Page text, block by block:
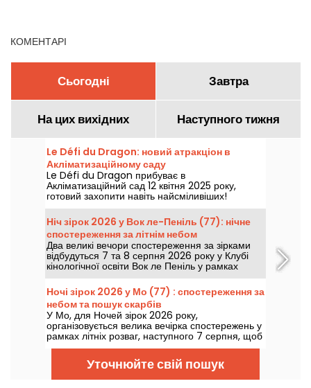
КОМЕНТАРІ
Сьогодні Завтра
На цих вихідних Наступного тижня
Le Défi du Dragon: новий атракціон в
Акліматизаційному саду
Le Défi du Dragon прибуває в
Акліматизаційний сад 12 квітня 2025 року,
готовий захопити навіть найсміливіших!
Тримайтеся міцніше, ці вогняні американські
гірки перенесуть вас у пригоду, сповнену
крутих поворотів та гострих відчуттів.
Наважишся кинути виклик звіру?
Ніч зірок 2026 у Вок ле-Пеніль (77): нічне
спостереження за літнім небом
Два великі вечори спостереження за зірками
відбудуться 7 та 8 серпня 2026 року у Клубі
кінологічної освіти Вок ле Пеніль у рамках
нового випуску Ночей зірок.
Ночі зірок 2026 у Мо (77) : спостереження за
небом та пошук скарбів
У Мо, для Ночей зірок 2026 року,
організовується велика вечірка спостережень у
рамках літніх розваг, наступного 7 серпня, щоб
стати справжнім експертом з планет і зірок!
Уточнюйте свій пошук